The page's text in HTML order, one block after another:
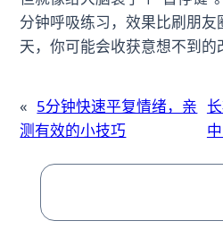
分钟呼吸练习，效果比刷朋
天，你可能会收获意想不到的
« 5分钟快速平复情绪，亲
测有效的小技巧
搜